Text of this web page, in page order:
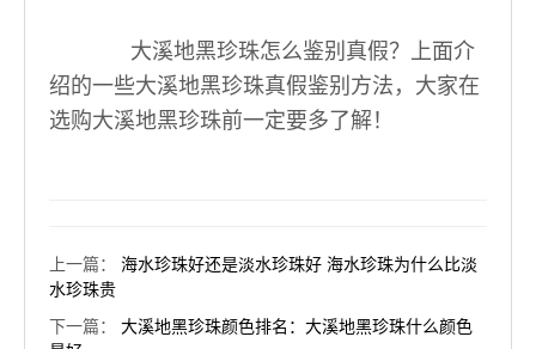
大溪地黑珍珠怎么鉴别真假？上面介
绍的一些大溪地黑珍珠真假鉴别方法，大家在
选购大溪地黑珍珠前一定要多了解！
上一篇： 海水珍珠好还是淡水珍珠好 海水珍珠为什么比淡
水珍珠贵
下一篇： 大溪地黑珍珠颜色排名：大溪地黑珍珠什么颜色